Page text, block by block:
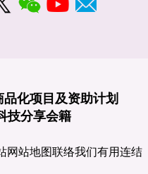
品化项目及资助计划
技分享会籍
网站地图联络我们有用连结